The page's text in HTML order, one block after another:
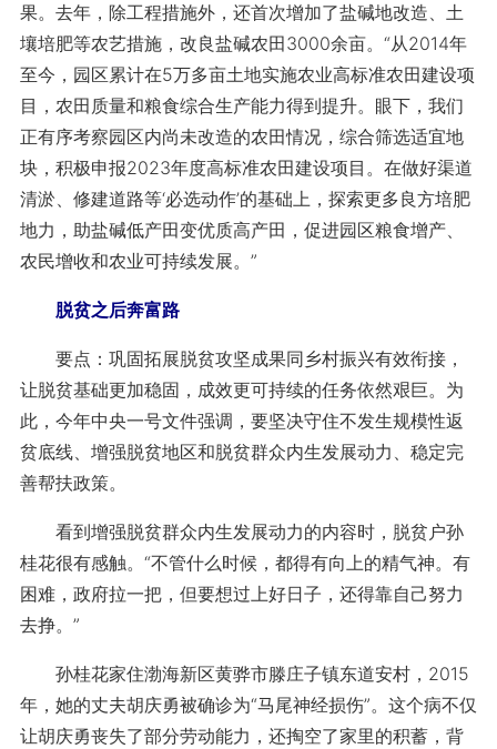
果。去年，除工程措施外，还首次增加了盐碱地改造、土
壤培肥等农艺措施，改良盐碱农田3000余亩。“从2014年
至今，园区累计在5万多亩土地实施农业高标准农田建设项
目，农田质量和粮食综合生产能力得到提升。眼下，我们
正有序考察园区内尚未改造的农田情况，综合筛选适宜地
块，积极申报2023年度高标准农田建设项目。在做好渠道
清淤、修建道路等‘必选动作’的基础上，探索更多良方培肥
地力，助盐碱低产田变优质高产田，促进园区粮食增产、
农民增收和农业可持续发展。”
脱贫之后奔富路
要点：巩固拓展脱贫攻坚成果同乡村振兴有效衔接，
让脱贫基础更加稳固，成效更可持续的任务依然艰巨。为
此，今年中央一号文件强调，要坚决守住不发生规模性返
贫底线、增强脱贫地区和脱贫群众内生发展动力、稳定完
善帮扶政策。
看到增强脱贫群众内生发展动力的内容时，脱贫户孙
桂花很有感触。“不管什么时候，都得有向上的精气神。有
困难，政府拉一把，但要想过上好日子，还得靠自己努力
去挣。”
孙桂花家住渤海新区黄骅市滕庄子镇东道安村，2015
年，她的丈夫胡庆勇被确诊为“马尾神经损伤”。这个病不仅
让胡庆勇丧失了部分劳动能力，还掏空了家里的积蓄，背